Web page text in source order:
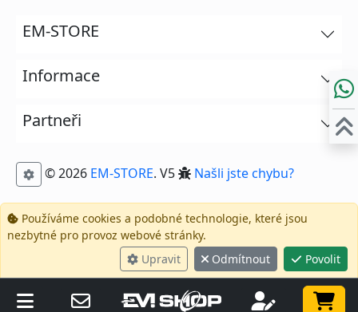
EM-STORE
Informace
Partneři
© 2026 EM-STORE. V5 Našli jste chybu?
Používáme cookies a podobné technologie, které jsou
nezbytné pro provoz webové stránky.
Upravit
Odmítnout Povolit